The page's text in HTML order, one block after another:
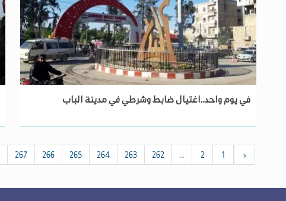
في يوم واحد..اغتيال ضابط وشرطي في مدينة الباب
‹
1
2
...
262
263
264
265
266
267